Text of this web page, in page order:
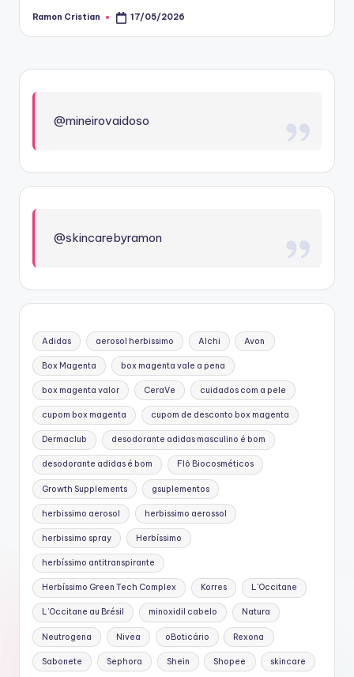
Posted
Ramon Cristian 17/05/2026
@mineirovaidoso
@skincarebyramon
Adidas aerosol herbissimo Alchi Avon
Box Magenta box magenta vale a pena
box magenta valor CeraVe cuidados com a pele
cupom box magenta cupom de desconto box magenta
Dermaclub desodorante adidas masculino é bom
desodorante adidas é bom Flô Biocosméticos
Growth Supplements gsuplementos
herbissimo aerosol herbissimo aerossol
herbissimo spray Herbíssimo
herbíssimo antitranspirante
Herbíssimo Green Tech Complex Korres L'Occitane
L’Occitane au Brésil minoxidil cabelo Natura
Neutrogena Nivea oBoticário Rexona
Sabonete Sephora Shein Shopee skincare